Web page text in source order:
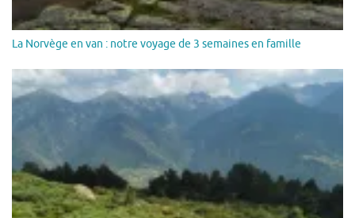
La Norvège en van : notre voyage de 3 semaines en famille